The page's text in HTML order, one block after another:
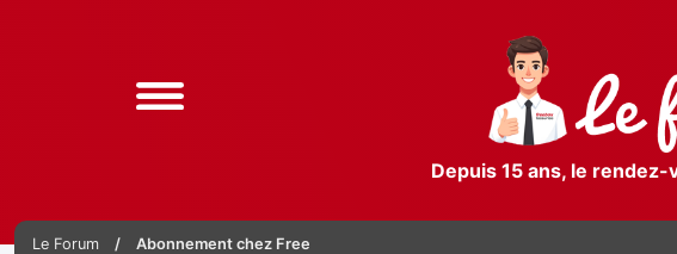
Depuis 15 ans, le
Le Forum Abonnement chez Free